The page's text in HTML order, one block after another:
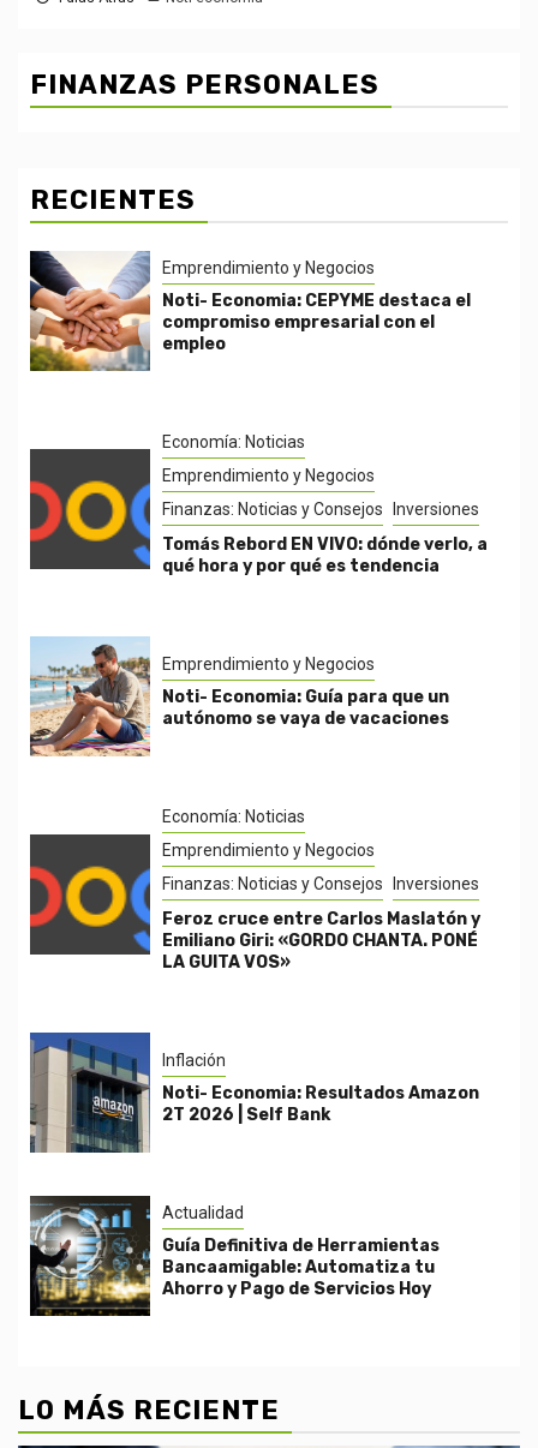
FINANZAS PERSONALES
RECIENTES
Emprendimiento y Negocios
Noti- Economia: CEPYME destaca el
compromiso empresarial con el
empleo
Economía: Noticias
Emprendimiento y Negocios
Finanzas: Noticias y Consejos
Inversiones
Tomás Rebord EN VIVO: dónde verlo, a
qué hora y por qué es tendencia
Emprendimiento y Negocios
Noti- Economia: Guía para que un
autónomo se vaya de vacaciones
Economía: Noticias
Emprendimiento y Negocios
Finanzas: Noticias y Consejos
Inversiones
Feroz cruce entre Carlos Maslatón y
Emiliano Giri: «GORDO CHANTA. PONÉ
LA GUITA VOS»
Inflación
Noti- Economia: Resultados Amazon
2T 2026 | Self Bank
Actualidad
Guía Definitiva de Herramientas
Bancaamigable: Automatiza tu
Ahorro y Pago de Servicios Hoy
LO MÁS RECIENTE